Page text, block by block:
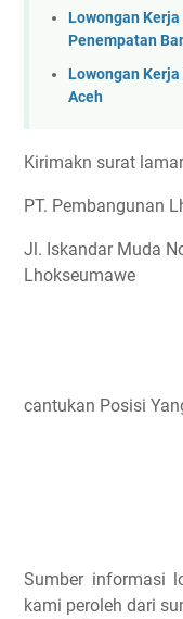
Lowongan
Penempatan
Lowongan
Aceh
Kirimakn surat
PT. Pembangunan
Jl. Iskandar Muda
Lhokseumawe
cantukan Posisi
Sumber informasi
kami peroleh dari